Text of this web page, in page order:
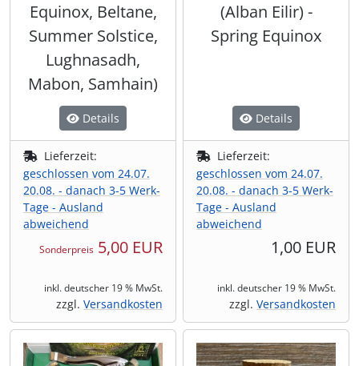
Equinox, Beltane,
Summer Solstice,
Lughnasadh,
Mabon, Samhain)
Details
Lieferzeit:
geschlossen vom 24.07.
20.08. - danach 3-5 Werk-
Tage - Ausland
abweichend
Sonderpreis 5,00 EUR
inkl. deutscher 19 % MwSt.
zzgl. Versandkosten
(Alban Eilir) -
Spring Equinox
Details
Lieferzeit:
geschlossen vom 24.07.
20.08. - danach 3-5 Werk-
Tage - Ausland
abweichend
1,00 EUR
inkl. deutscher 19 % MwSt.
zzgl. Versandkosten